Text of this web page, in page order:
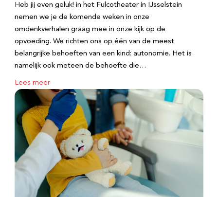
Heb jij even geluk! in het Fulcotheater in IJsselstein
nemen we je de komende weken in onze
omdenkverhalen graag mee in onze kijk op de
opvoeding. We richten ons op één van de meest
belangrijke behoeften van een kind: autonomie. Het is
namelijk ook meteen de behoefte die…
Lees meer